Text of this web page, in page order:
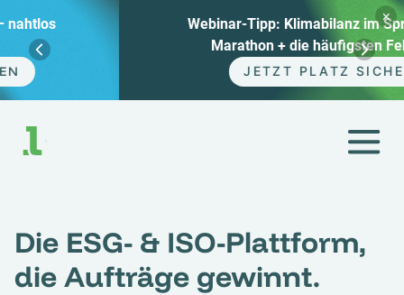
Webinar-Tipp: Klimabilanz im Sprint statt
Marathon + die häufigsten Fehler.
JETZT PLATZ SICHERN
×
Inhalt
springen
Die ESG- & ISO-Plattform,
die Aufträge gewinnt.